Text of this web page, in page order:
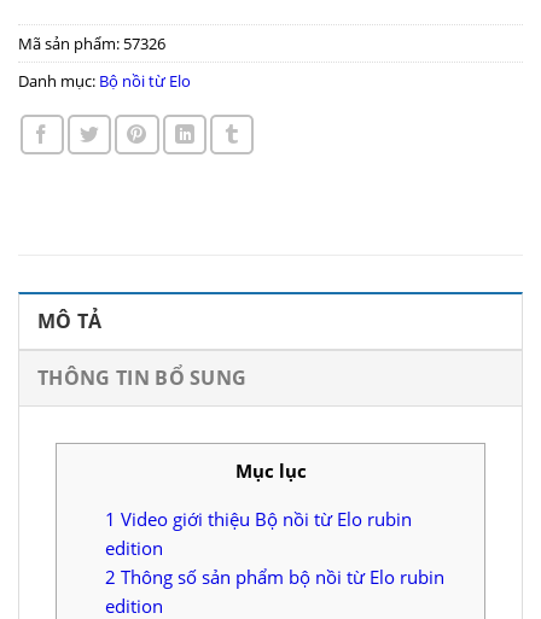
Mã sản phẩm: 57326
Danh mục: Bộ nồi từ Elo
MÔ TẢ
THÔNG TIN BỔ SUNG
Mục lục
1 Video giới thiệu Bộ nồi từ Elo rubin
edition
2 Thông số sản phẩm bộ nồi từ Elo rubin
edition